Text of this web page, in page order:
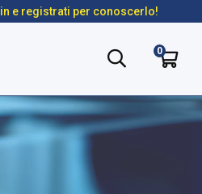
e registrati per conoscerlo!
0